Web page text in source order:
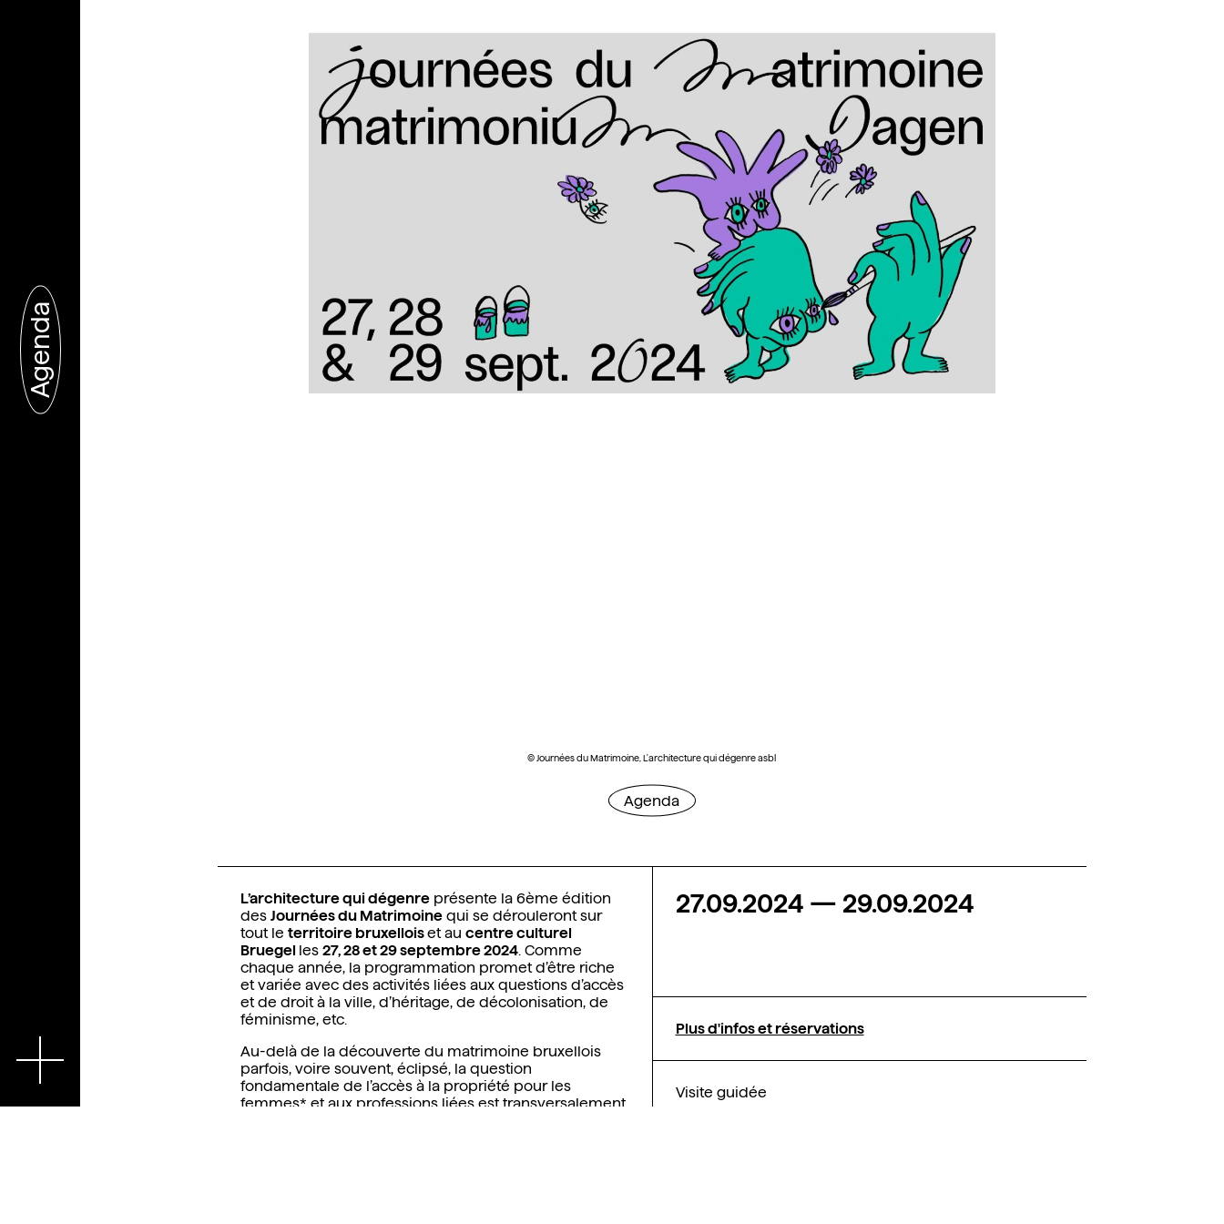
Agenda
Fr
© Journées du Matrimoine, L'architecture qui dégenre asbl
Agenda
L’architecture qui dégenreprésente la 6ème édition
des Journées du Matrimoinequi se dérouleront sur
tout le territoire bruxelloiset au centre culturel
Bruegel les 27, 28 et 29 septembre 2024. Comme
chaque année, la programmation promet d’être riche
et variée avec des activités liées aux questions d’accès
et de droit à la ville, d’héritage, de décolonisation, de
féminisme, etc.
Au-delà de la découverte du matrimoine bruxellois
parfois, voire souvent, éclipsé, la question
fondamentale de l’accès à la propriété pour les
femmes* et aux professions liées est transversalement
27.09.2024 — 29.09.2024
Plus d'infos et réservations
Visite guidée